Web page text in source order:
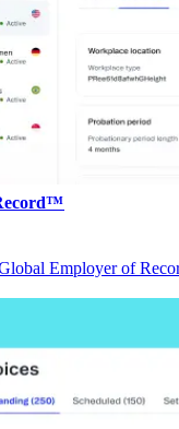
Employer of